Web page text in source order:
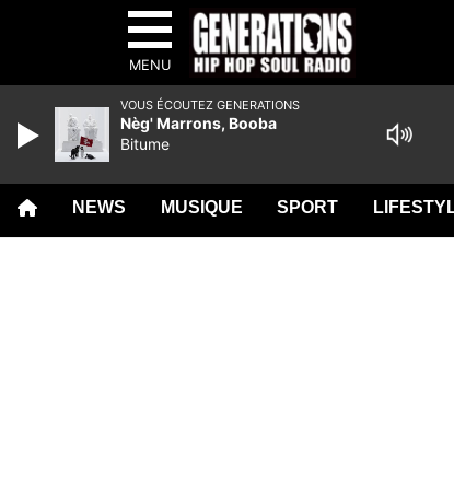
MENU
NEWS MUSIQUE SPORT
VOUS ÉCOUTEZ GENERATIONS
Nèg' Marrons, Booba
Bitume